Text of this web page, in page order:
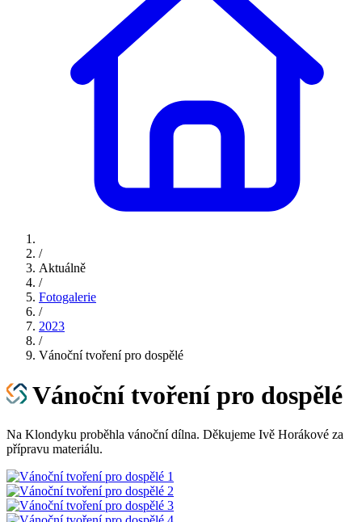
/
Aktuálně
/
Fotogalerie
/
2023
/
Vánoční tvoření pro dospělé
Vánoční tvoření pro dospělé
Na Klondyku proběhla vánoční dílna. Děkujeme Ivě Horákové za
přípravu materiálu.